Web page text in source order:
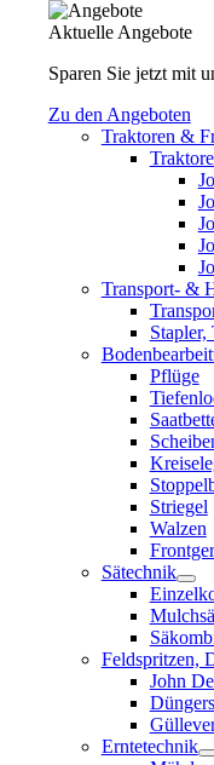
Aktuelle Angebote
Sparen Sie jetzt mit
Zu den Angeboten
Traktoren &
Transport- &
Pflüge
Striegel
Walzen
Sätechnik
Feldspritzen,
John
Erntetechnik